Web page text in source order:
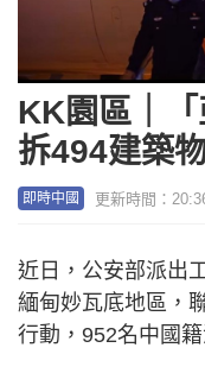
KK園區｜「
拆494建築
即時中國 更新時間：
近日，公安部派出
緬甸妙瓦底地區，
行動，952名中國